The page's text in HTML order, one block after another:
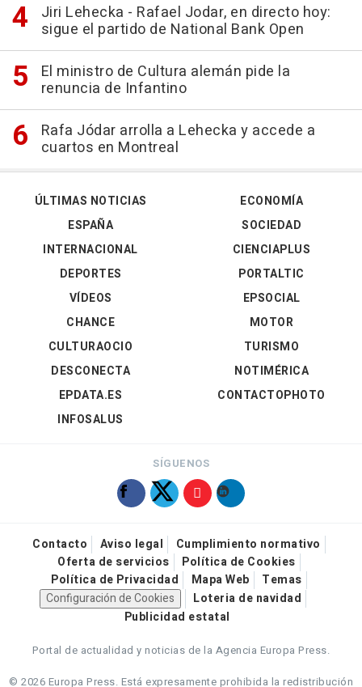
Jiri Lehecka - Rafael Jodar, en directo hoy:
sigue el partido de National Bank Open
El ministro de Cultura alemán pide la
renuncia de Infantino
Rafa Jódar arrolla a Lehecka y accede a
cuartos en Montreal
ÚLTIMAS NOTICIAS
ESPAÑA
INTERNACIONAL
DEPORTES
VÍDEOS
ECONOMÍA
SOCIEDAD
CIENCIAPLUS
PORTALTIC
EPSOCIAL
CHANCE
CULTURAOCIO
DESCONECTA
EPDATA.ES
INFOSALUS
MOTOR
TURISMO
NOTIMÉRICA
CONTACTOPHOTO
SÍGUENOS
Contacto Aviso legal
Cumplimiento normativo
Oferta de servicios
Política de Cookies
Política de Privacidad
Mapa Web
Temas
Configuración de Cookies
Loteria de navidad
Publicidad estatal
Portal de actualidad y noticias de la Agencia Europa Press.
© 2026 Europa Press. Está expresamente prohibida la redistribución